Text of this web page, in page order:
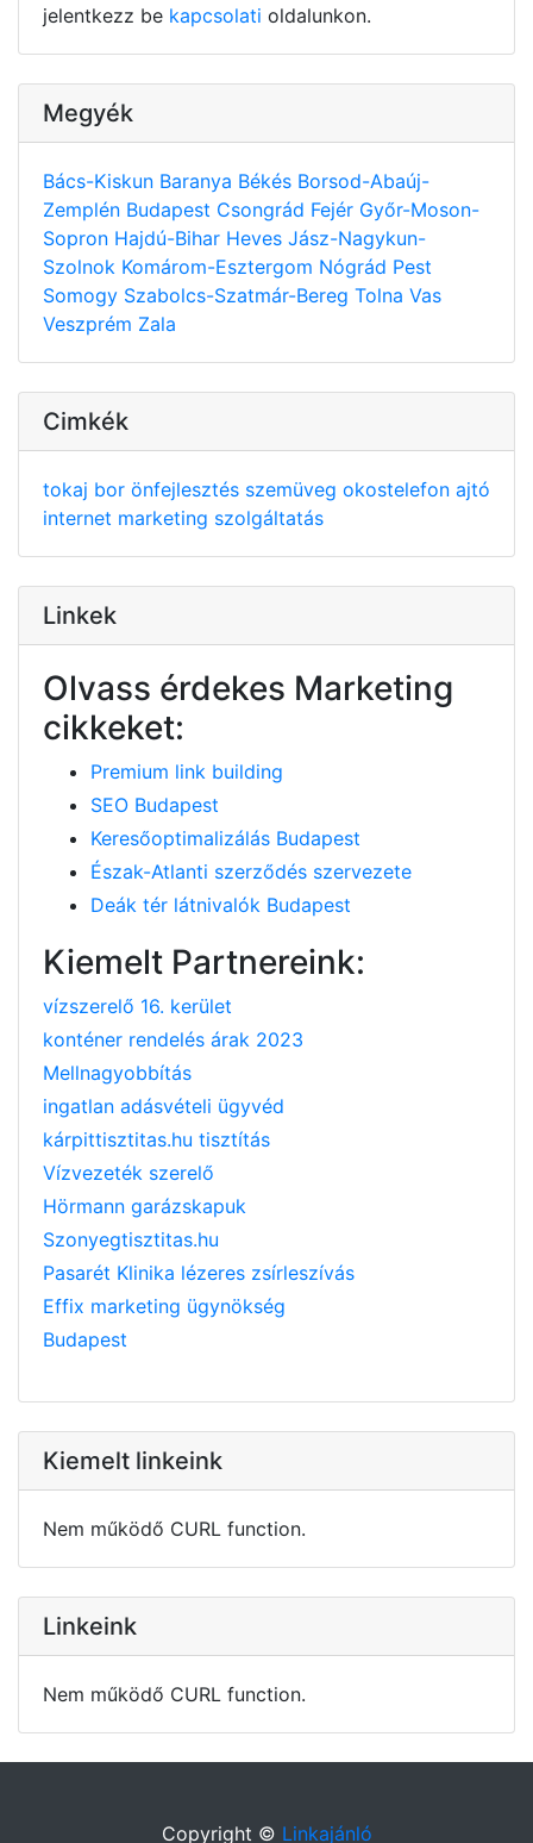
jelentkezz be kapcsolati oldalunkon.
Megyék
Bács-Kiskun Baranya Békés Borsod-Abaúj-
Zemplén Budapest Csongrád Fejér Győr-Moson-
Sopron Hajdú-Bihar Heves Jász-Nagykun-
Szolnok Komárom-Esztergom Nógrád Pest
Somogy Szabolcs-Szatmár-Bereg Tolna Vas
Veszprém Zala
Cimkék
tokaj bor önfejlesztés szemüveg okostelefon ajtó
internet marketing szolgáltatás
Linkek
Olvass érdekes Marketing
cikkeket:
Premium link building
SEO Budapest
Keresőoptimalizálás Budapest
Észak-Atlanti szerződés szervezete
Deák tér látnivalók Budapest
Kiemelt Partnereink:
vízszerelő 16. kerület
konténer rendelés árak 2023
Mellnagyobbítás
ingatlan adásvételi ügyvéd
kárpittisztitas.hu tisztítás
Vízvezeték szerelő
Hörmann garázskapuk
Szonyegtisztitas.hu
Pasarét Klinika lézeres zsírleszívás
Effix marketing ügynökség
Budapest
Kiemelt linkeink
Nem működő CURL function.
Linkeink
Nem működő CURL function.
Copyright © Linkajánló